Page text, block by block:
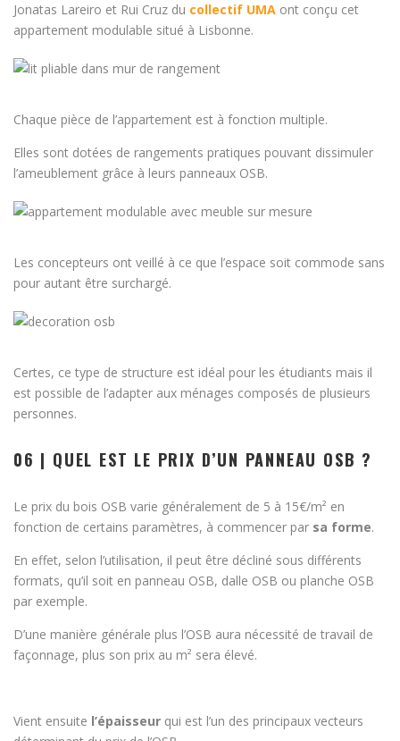
Jonatas Lareiro et Rui Cruz du collectif UMA ont conçu cet
appartement modulable situé à Lisbonne.
Chaque pièce de l’appartement est à fonction multiple.
Elles sont dotées de rangements pratiques pouvant dissimuler
l’ameublement grâce à leurs panneaux OSB.
Les concepteurs ont veillé à ce que l’espace soit commode sans
pour autant être surchargé.
Certes, ce type de structure est idéal pour les étudiants mais il
est possible de l’adapter aux ménages composés de plusieurs
personnes.
06 | QUEL EST LE PRIX D’UN PANNEAU OSB ?
Le prix du bois OSB varie généralement de 5 à 15€/m² en
fonction de certains paramètres, à commencer par sa forme.
En effet, selon l’utilisation, il peut être décliné sous différents
formats, qu’il soit en panneau OSB, dalle OSB ou planche OSB
par exemple.
D’une manière générale plus l’OSB aura nécessité de travail de
façonnage, plus son prix au m² sera élevé.
Vient ensuite l’épaisseur qui est l’un des principaux vecteurs